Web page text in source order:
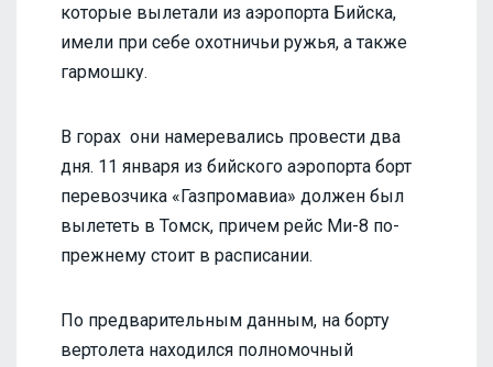
которые вылетали из аэропорта Бийска,
имели при себе охотничьи ружья, а также
гармошку.
В горах они намеревались провести два
дня. 11 января из бийского аэропорта борт
перевозчика «Газпромавиа» должен был
вылететь в Томск, причем рейс Ми-8 по-
прежнему стоит в расписании.
По предварительным данным, на борту
вертолета находился полномочный